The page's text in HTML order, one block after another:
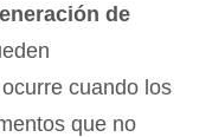
de
cuando los
que no